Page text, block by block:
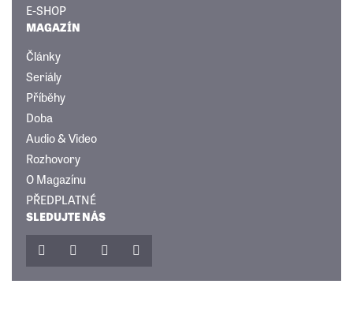
E-SHOP
MAGAZÍN
Články
Seriály
Příběhy
Doba
Audio & Video
Rozhovory
O Magazínu
PŘEDPLATNÉ
SLEDUJTE NÁS